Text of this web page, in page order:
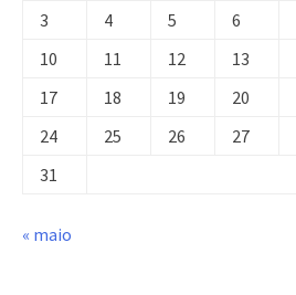
3
4 5 6
10
11 12 13
17
18 19 20
24
25 26 27
31
« maio